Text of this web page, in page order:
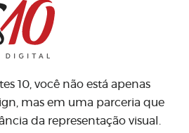
10, você não está apenas
mas em uma parceria que
da representação visual.